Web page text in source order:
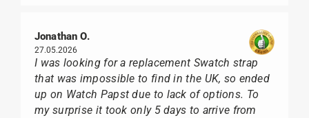
Jonathan O.
27.05.2026
I was looking for a replacement Swatch strap
that was impossible to find in the UK, so ended
up on Watch Papst due to lack of options. To
my surprise it took only 5 days to arrive from